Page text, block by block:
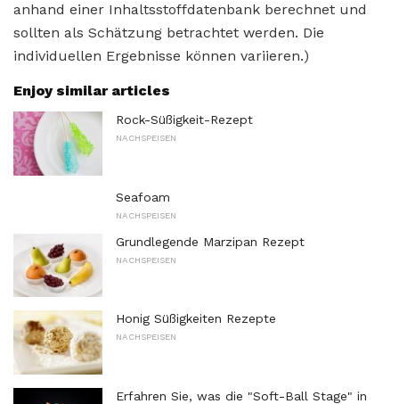
anhand einer Inhaltsstoffdatenbank berechnet und
sollten als Schätzung betrachtet werden. Die
individuellen Ergebnisse können variieren.)
Enjoy similar articles
Rock-Süßigkeit-Rezept
NACHSPEISEN
Seafoam
NACHSPEISEN
Grundlegende Marzipan Rezept
NACHSPEISEN
Honig Süßigkeiten Rezepte
NACHSPEISEN
Erfahren Sie, was die "Soft-Ball Stage" in